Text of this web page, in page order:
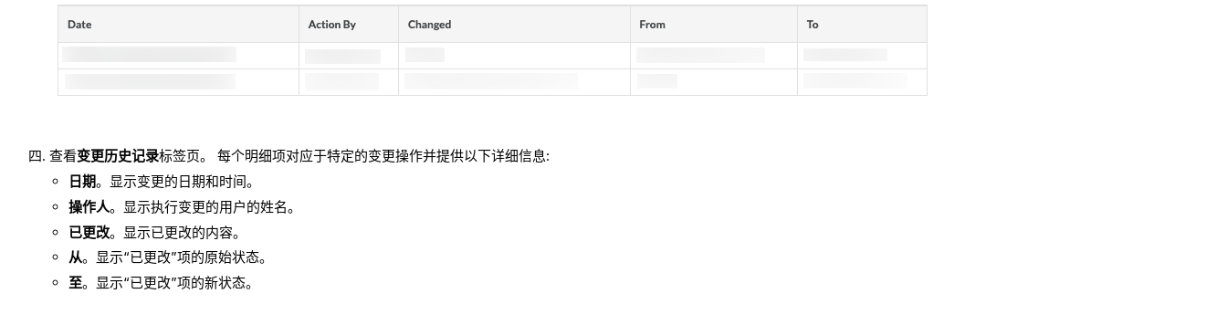
查看变更历史记录标签页。 每个明细项对应于特定的变更操作并提供以下详细信息:
日期。显示变更的日期和时间。
操作人。显示执行变更的用户的姓名。
已更改。显示已更改的内容。
从。显示“已更改”项的原始状态。
至。显示“已更改”项的新状态。